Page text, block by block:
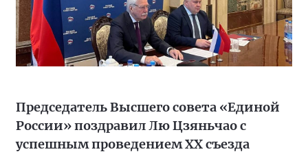
Председатель Высшего совета «Единой
России» поздравил Лю Цзяньчао с
успешным проведением XX съезда